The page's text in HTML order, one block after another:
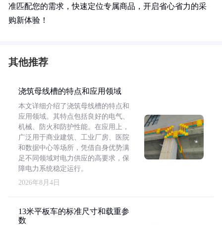
准匹配您的需求，快速定位专属商品，开启省心省力的采
购新体验！
其他推荐
浇筑母线槽的特点和应用领域
本文详细介绍了浇筑母线槽的特点和
应用领域。其特点包括良好的电气、
机械、防火和防护性能。在应用上，
广泛用于商业建筑、工业厂房、医院
和数据中心等场所，凭借自身优势满
足不同领域对电力供应的高要求，保
障电力系统稳定运行。
2026年8月4日
13米平板车的标准尺寸和载重参
数